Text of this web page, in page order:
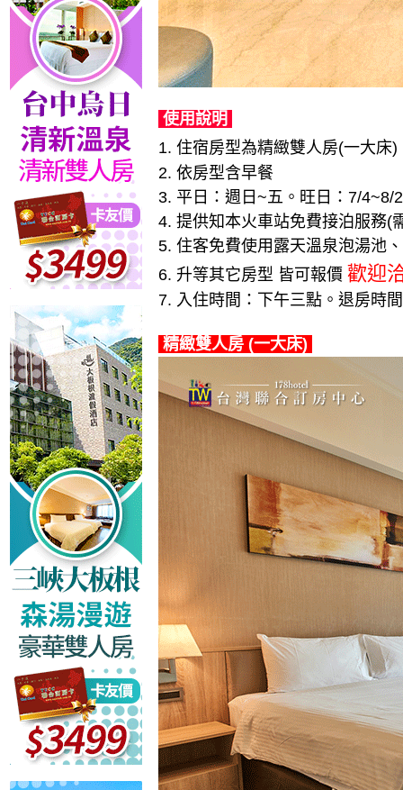
使用說明
1. 住宿房型為精緻雙人房(一大床)
2. 依房型含早餐
3. 平日：週日~五。旺日：7/4~8/
4. 提供知本火車站免費接泊服務(
5. 住客免費使用露天溫泉泡湯池
6. 升等其它房型 皆可報價 歡迎
7. 入住時間：下午三點。退房時
精緻雙人房 (一大床)